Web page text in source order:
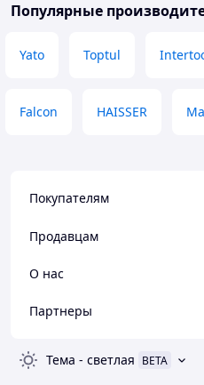
Популярные
Yato Toptul
Falcon HAISSER
Покупателям
Продавцам
О нас
Партнеры
Тема - светлая BETA